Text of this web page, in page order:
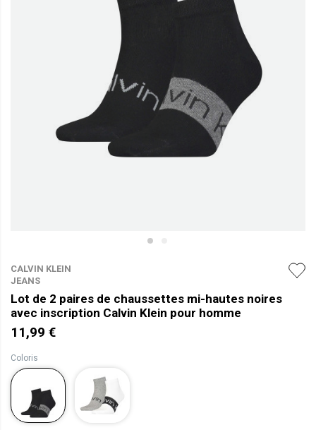
CALVIN KLEIN
JEANS
Lot de 2 paires de chaussettes mi-hautes noires
avec inscription Calvin Klein pour homme
11,99 €
Coloris